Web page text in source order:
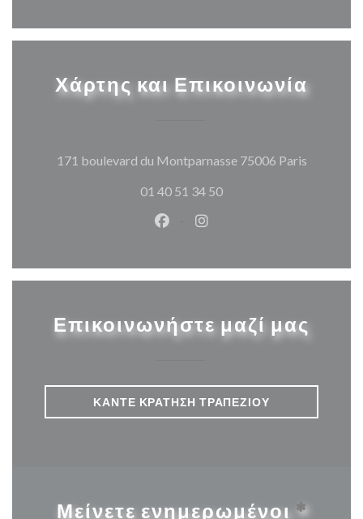
Χάρτης και Επικοινωνία
171 boulevard du Montparnasse 75006 Paris
01 40 51 34 50
Facebook ((ανοίγει σε νέο
Instagram ((ανοίγει σε
Επικοινωνήστε μαζί μας
ΚΆΝΤΕ ΚΡΆΤΗΣΗ ΤΡΑΠΕΖΙΟΎ
Μείνετε ενημερωμένοι *